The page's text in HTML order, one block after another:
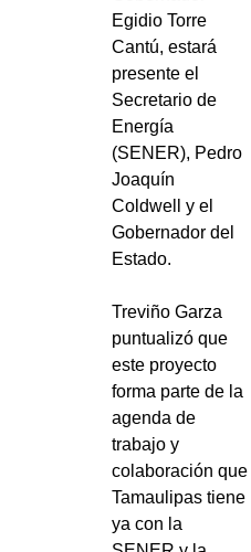
Egidio Torre
Cantú, estará
presente el
Secretario de
Energía
(SENER), Pedro
Joaquín
Coldwell y el
Gobernador del
Estado.
Treviño Garza
puntualizó que
este proyecto
forma parte de la
agenda de
trabajo y
colaboración que
Tamaulipas tiene
ya con la